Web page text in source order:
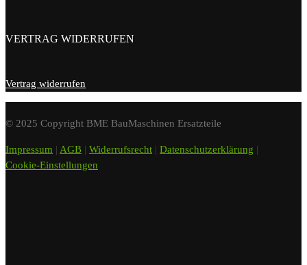
VERTRAG WIDERRUFEN
Vertrag widerrufen
© 2025 Copyright BME BauMaschinen Ersatzteile
Impressum | AGB | Widerrufsrecht | Datenschutzerklärung |
Cookie-Einstellungen